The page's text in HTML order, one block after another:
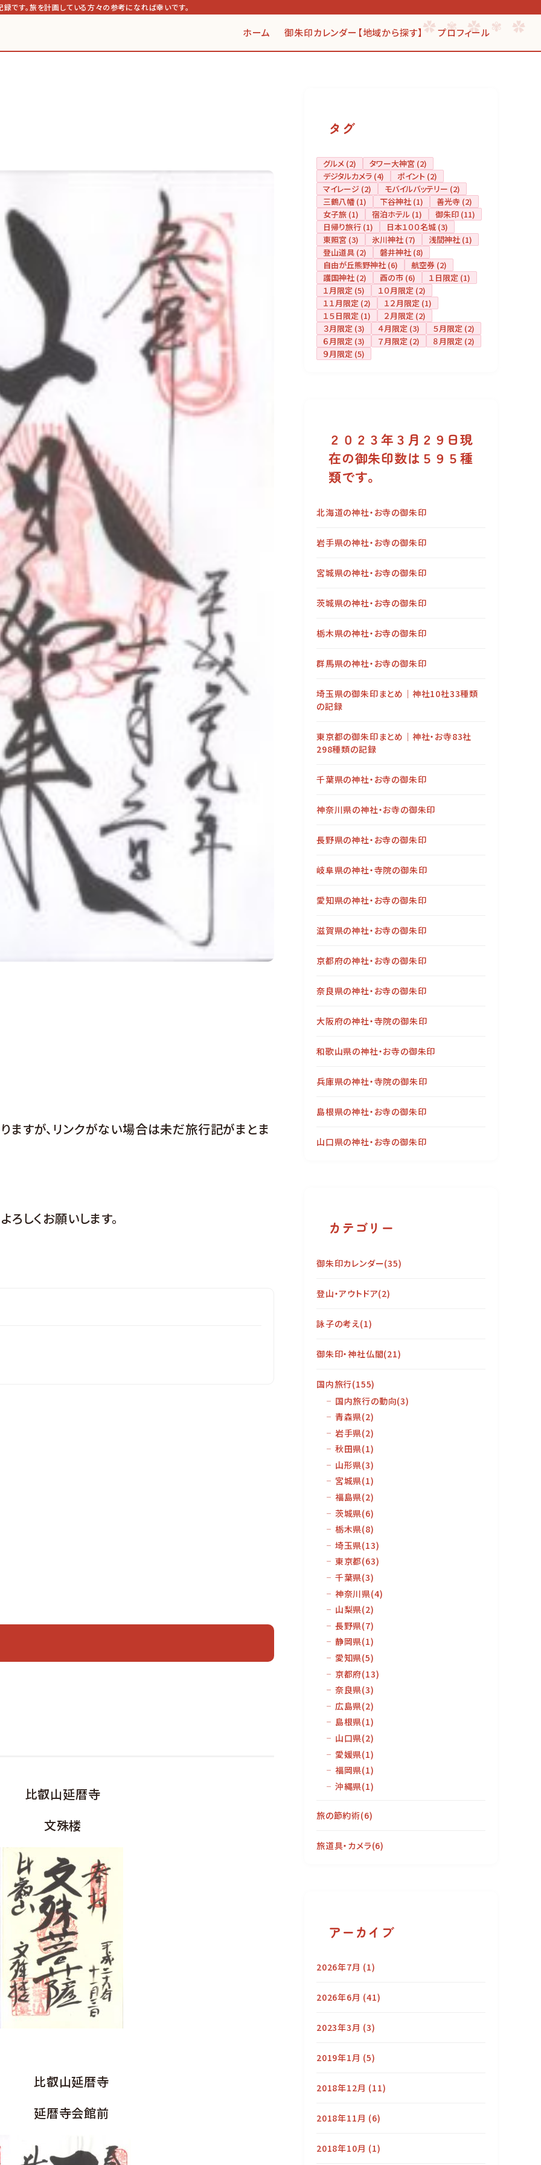
です。旅を計画している方々の参考になれば幸いです。
ホーム 御朱印カレンダー【地域から探す】 プロフィール
すが、リンクがない場合は未だ旅行記がまとま
しくお願いします。
比叡山延暦寺
文殊楼
比叡山延暦寺
延暦寺会館前
タグ
グルメ (2) タワー大神宮 (2)
デジタルカメラ (4) ポイント (2)
マイレージ (2) モバイルバッテリー (2)
三鶴八幡 (1) 下谷神社 (1) 善光寺 (2)
女子旅 (1) 宿泊ホテル (1) 御朱印 (11)
日帰り旅行 (1) 日本１００名城 (3)
東照宮 (3) 氷川神社 (7) 浅間神社 (1)
登山道具 (2) 磐井神社 (8)
自由が丘熊野神社 (6) 航空券 (2)
護国神社 (2) 酉の市 (6) １日限定 (1)
１月限定 (5) １０月限定 (2)
１１月限定 (2) １２月限定 (1)
１５日限定 (1) ２月限定 (2)
３月限定 (3) ４月限定 (3) ５月限定 (2)
６月限定 (3) ７月限定 (2) ８月限定 (2)
９月限定 (5)
２０２３年３月２９日現
在の御朱印数は５９５種
類です。
北海道の神社・お寺の御朱印
岩手県の神社・お寺の御朱印
宮城県の神社・お寺の御朱印
茨城県の神社・お寺の御朱印
栃木県の神社・お寺の御朱印
群馬県の神社・お寺の御朱印
埼玉県の御朱印まとめ｜神社10社33種類
の記録
東京都の御朱印まとめ｜神社・お寺83社
298種類の記録
千葉県の神社・お寺の御朱印
神奈川県の神社・お寺の御朱印
長野県の神社・お寺の御朱印
岐阜県の神社・寺院の御朱印
愛知県の神社・お寺の御朱印
滋賀県の神社・お寺の御朱印
京都府の神社・お寺の御朱印
奈良県の神社・お寺の御朱印
大阪府の神社・寺院の御朱印
和歌山県の神社・お寺の御朱印
兵庫県の神社・寺院の御朱印
島根県の神社・お寺の御朱印
山口県の神社・お寺の御朱印
カテゴリー
御朱印カレンダー(35)
登山・アウトドア(2)
詠子の考え(1)
御朱印・神社仏閣(21)
国内旅行(155)
国内旅行の動向(3)
青森県(2)
岩手県(2)
秋田県(1)
山形県(3)
宮城県(1)
福島県(2)
茨城県(6)
栃木県(8)
埼玉県(13)
東京都(63)
千葉県(3)
神奈川県(4)
山梨県(2)
長野県(7)
静岡県(1)
愛知県(5)
京都府(13)
奈良県(3)
広島県(2)
島根県(1)
山口県(2)
愛媛県(1)
福岡県(1)
沖縄県(1)
旅の節約術(6)
旅道具・カメラ(6)
アーカイブ
2026年7月 (1)
2026年6月 (41)
2023年3月 (3)
2019年1月 (5)
2018年12月 (11)
2018年11月 (6)
2018年10月 (1)